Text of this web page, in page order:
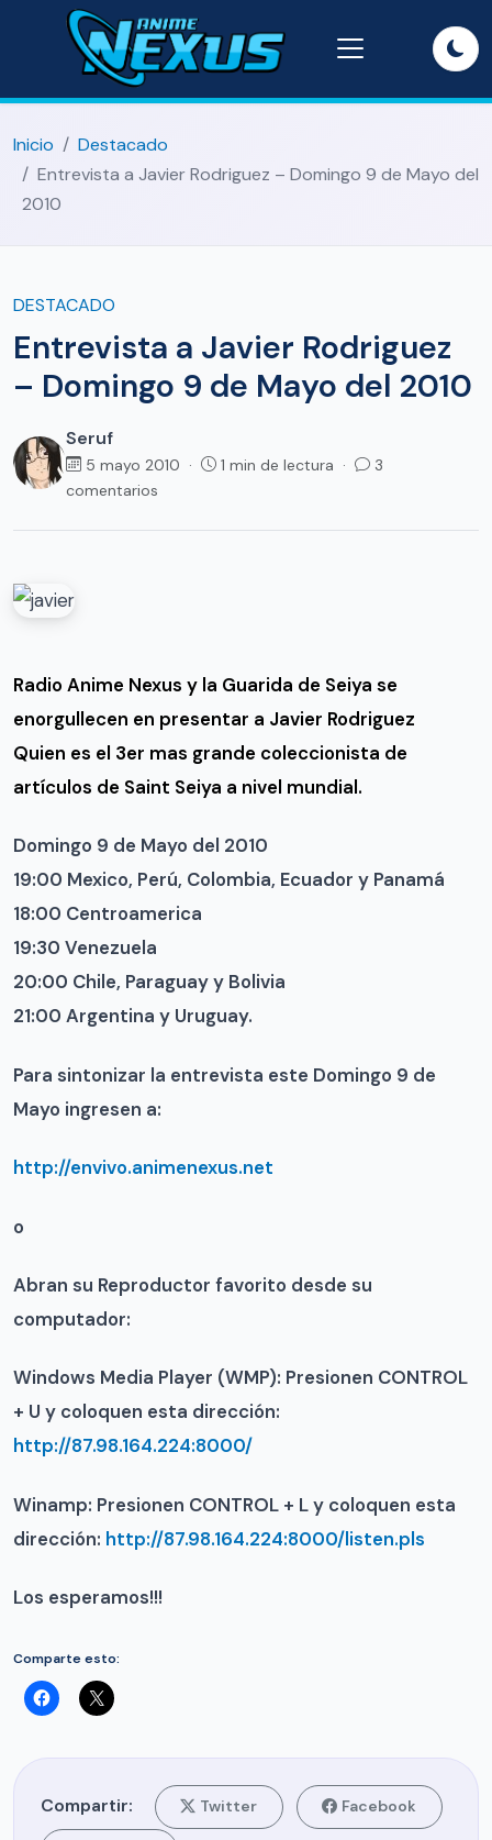
Inicio
Destacado
Entrevista a Javier Rodriguez – Domingo 9 de Mayo del
2010
DESTACADO
Entrevista a Javier Rodriguez
– Domingo 9 de Mayo del 2010
Seruf
5 mayo 2010 · 1 min de lectura ·
3
comentarios
Radio Anime Nexus y la Guarida de Seiya se
enorgullecen en presentar a Javier Rodriguez
Quien es el 3er mas grande coleccionista de
artículos de Saint Seiya a nivel mundial.
Domingo 9 de Mayo del 2010
19:00 Mexico, Perú, Colombia, Ecuador y Panamá
18:00 Centroamerica
19:30 Venezuela
20:00 Chile, Paraguay y Bolivia
21:00 Argentina y Uruguay.
Para sintonizar la entrevista este Domingo 9 de
Mayo ingresen a:
http://envivo.animenexus.net
o
Abran su Reproductor favorito desde su
computador:
Windows Media Player (WMP): Presionen CONTROL
+ U y coloquen esta dirección:
http://87.98.164.224:8000/
Winamp: Presionen CONTROL + L y coloquen esta
dirección: http://87.98.164.224:8000/listen.pls
Los esperamos!!!
Comparte esto:
Compartir: Twitter Facebook